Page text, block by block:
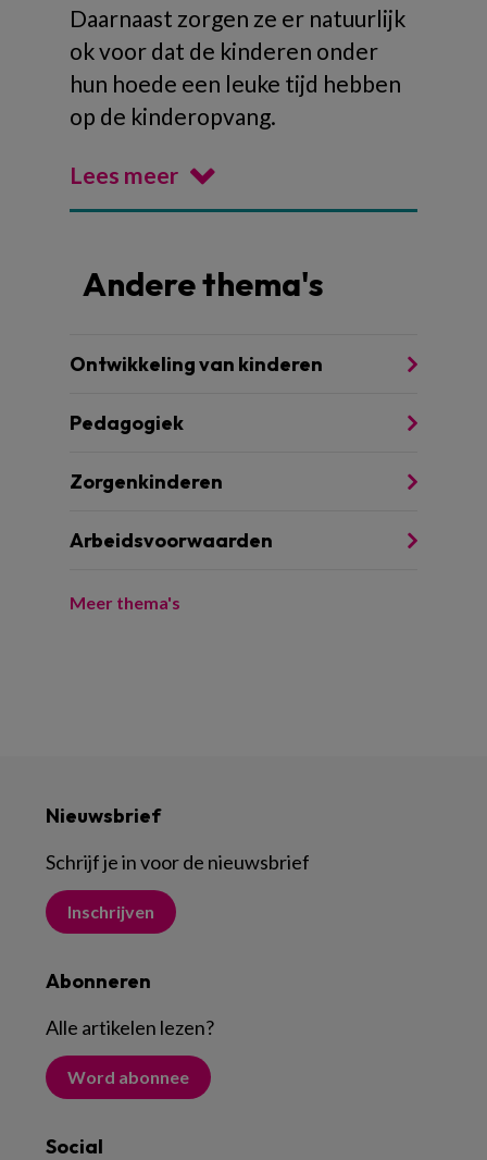
Daarnaast zorgen ze er natuurlijk
ok voor dat de kinderen onder
hun hoede een leuke tijd hebben
op de kinderopvang.
Lees meer
Andere thema's
Ontwikkeling van kinderen
Pedagogiek
Zorgenkinderen
Arbeidsvoorwaarden
Meer thema's
Nieuwsbrief
Schrijf je in voor de nieuwsbrief
Inschrijven
Abonneren
Alle artikelen lezen?
Word abonnee
Social